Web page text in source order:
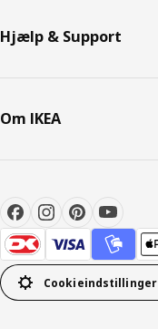
Hjælp & Support
Om IKEA
Cookieindstillinger